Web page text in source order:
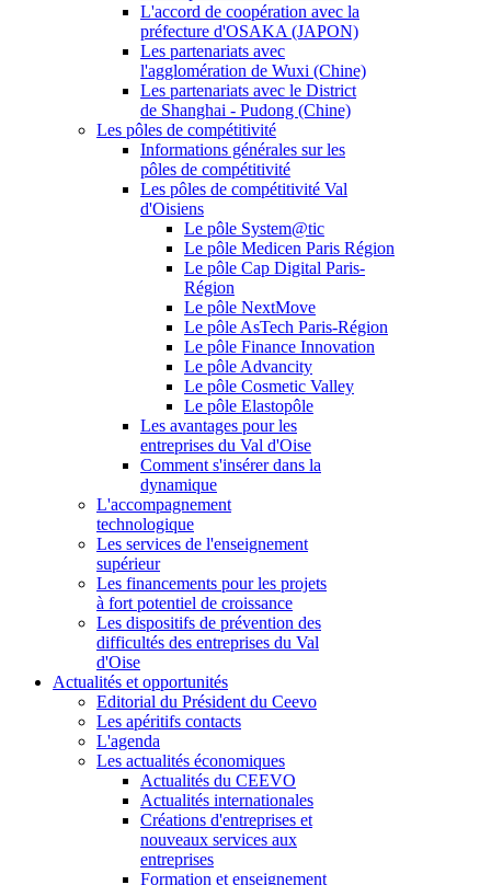
L'accord de coopération avec la
préfecture d'OSAKA (JAPON)
Les partenariats avec
l'agglomération de Wuxi (Chine)
Les partenariats avec le District
de Shanghai - Pudong (Chine)
Les pôles de compétitivité
Informations générales sur les
pôles de compétitivité
Les pôles de compétitivité Val
d'Oisiens
Le pôle System@tic
Le pôle Medicen Paris Région
Le pôle Cap Digital Paris-
Région
Le pôle NextMove
Le pôle AsTech Paris-Région
Le pôle Finance Innovation
Le pôle Advancity
Le pôle Cosmetic Valley
Le pôle Elastopôle
Les avantages pour les
entreprises du Val d'Oise
Comment s'insérer dans la
dynamique
L'accompagnement
technologique
Les services de l'enseignement
supérieur
Les financements pour les projets
à fort potentiel de croissance
Les dispositifs de prévention des
difficultés des entreprises du Val
d'Oise
Actualités et opportunités
Editorial du Président du Ceevo
Les apéritifs contacts
L'agenda
Les actualités économiques
Actualités du CEEVO
Actualités internationales
Créations d'entreprises et
nouveaux services aux
entreprises
Formation et enseignement